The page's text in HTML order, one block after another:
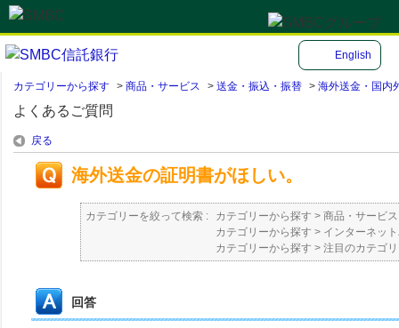
English
カテゴリーから探す > 商品・サービス > 送金・振込・振替 > 海外送金・国内
よくあるご質問
戻る
海外送金の証明書がほしい。
カテゴリーを絞って検索 : カテゴリーから探す > 商品・サービス
カテゴリーから探す > インターネッ
カテゴリーから探す > 注目のカテゴ
回答